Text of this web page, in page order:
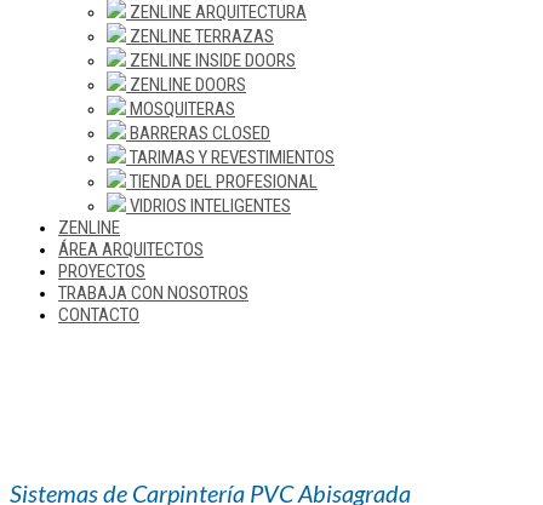
ZENLINE ARQUITECTURA
ZENLINE TERRAZAS
ZENLINE INSIDE DOORS
ZENLINE DOORS
MOSQUITERAS
BARRERAS CLOSED
TARIMAS Y REVESTIMIENTOS
TIENDA DEL PROFESIONAL
VIDRIOS INTELIGENTES
ZENLINE
ÁREA ARQUITECTOS
PROYECTOS
TRABAJA CON NOSOTROS
CONTACTO
Sistemas de Carpintería PVC Abisagrada